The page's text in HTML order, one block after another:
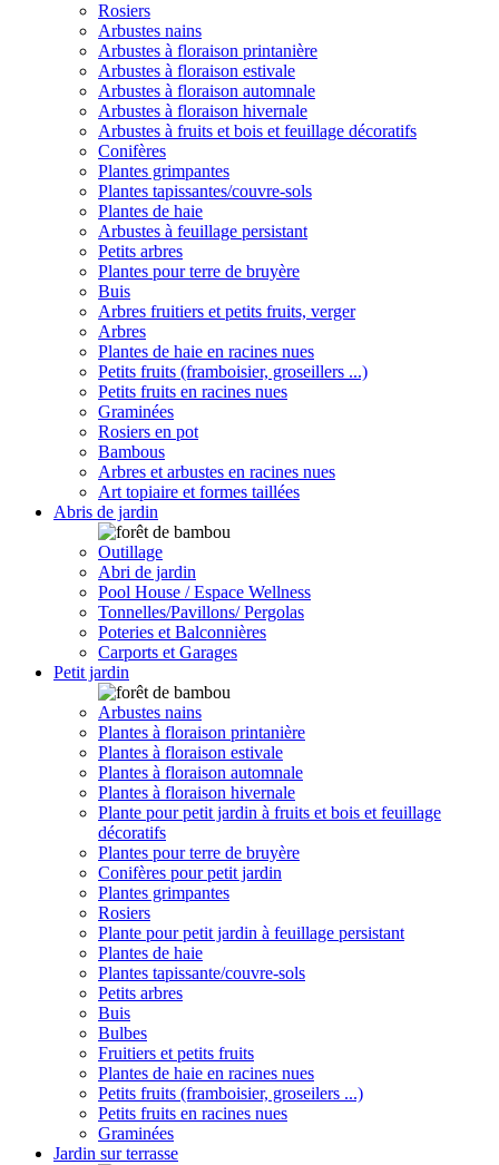
Rosiers
Arbustes nains
Arbustes à floraison printanière
Arbustes à floraison estivale
Arbustes à floraison automnale
Arbustes à floraison hivernale
Arbustes à fruits et bois et feuillage décoratifs
Conifères
Plantes grimpantes
Plantes tapissantes/couvre-sols
Plantes de haie
Arbustes à feuillage persistant
Petits arbres
Plantes pour terre de bruyère
Buis
Arbres fruitiers et petits fruits, verger
Arbres
Plantes de haie en racines nues
Petits fruits (framboisier, groseillers ...)
Petits fruits en racines nues
Graminées
Rosiers en pot
Bambous
Arbres et arbustes en racines nues
Art topiaire et formes taillées
Abris de jardin
Outillage
Abri de jardin
Pool House / Espace Wellness
Tonnelles/Pavillons/ Pergolas
Poteries et Balconnières
Carports et Garages
Petit jardin
Arbustes nains
Plantes à floraison printanière
Plantes à floraison estivale
Plantes à floraison automnale
Plantes à floraison hivernale
Plante pour petit jardin à fruits et bois et feuillage
décoratifs
Plantes pour terre de bruyère
Conifères pour petit jardin
Plantes grimpantes
Rosiers
Plante pour petit jardin à feuillage persistant
Plantes de haie
Plantes tapissante/couvre-sols
Petits arbres
Buis
Bulbes
Fruitiers et petits fruits
Plantes de haie en racines nues
Petits fruits (framboisier, groseilers ...)
Petits fruits en racines nues
Graminées
Jardin sur terrasse